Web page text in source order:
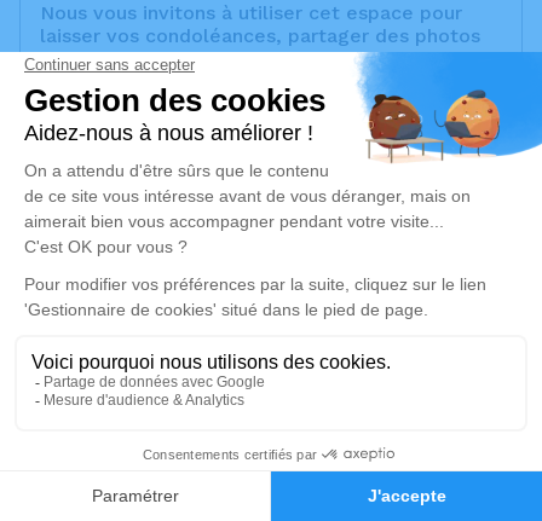
Faire-part Hommages
Nous vous invitons à utiliser cet espace pour
laisser vos condoléances, partager des photos
souvenirs, une anecdote ou exprimer vos
pensées à travers des poèmes ou des textes.
Cet endroit est un lieu d'expression dédié à
honorer la mémoire de Stavroula FEAUD.
Un service de plantation d’arbre hommage est
disponible ici.
lundi 27 mars 2023 à 16h00
Église Sainte-Anne de Septèmes-les-Vallons
13240 Septèmes-les-Vallons